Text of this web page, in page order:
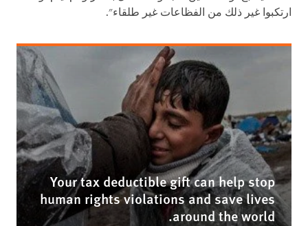
ارتكبوا غير ذلك من الفظاعات غير طلقاء".
Your tax deductible gift can help stop
human rights violations and save lives
around the world.